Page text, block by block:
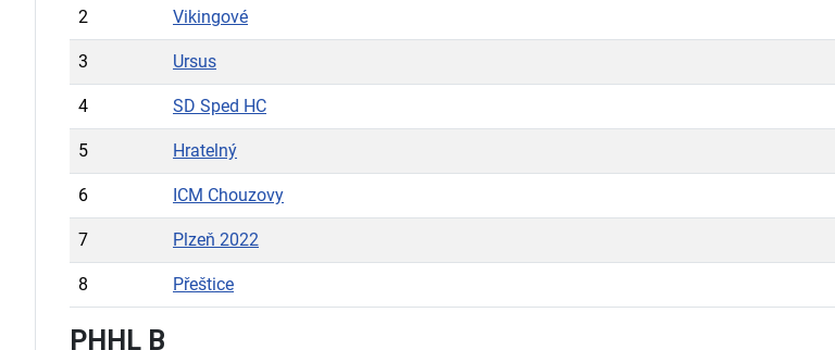
2 Vikingové
3 Ursus
4 SD Sped HC
5 Hratelný
6 ICM Chouzovy
7 Plzeň 2022
8 Přeštice
PHHL B